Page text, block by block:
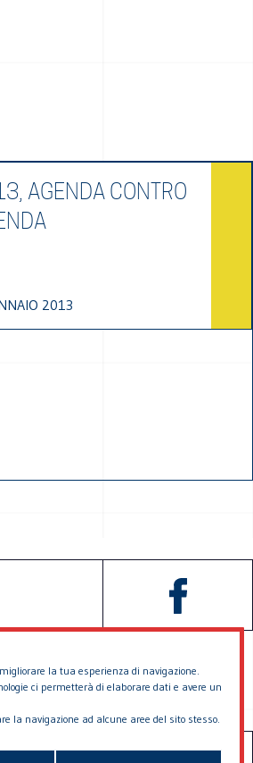
la tua esperienza di navigazione.
ci permetterà di elaborare dati e avere un
la navigazione ad alcune aree del sito stesso.
AGENDA CONTRO
2013